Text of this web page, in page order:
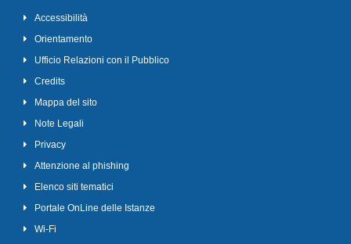
Accessibilità
Orientamento
Ufficio Relazioni con il Pubblico
Credits
Mappa del sito
Note Legali
Privacy
Attenzione al phishing
Elenco siti tematici
Portale OnLine delle Istanze
Wi-Fi